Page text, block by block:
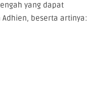
yang dapat
beserta artinya: